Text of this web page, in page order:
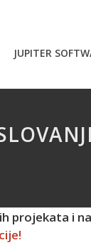
JUPITER
projekata i